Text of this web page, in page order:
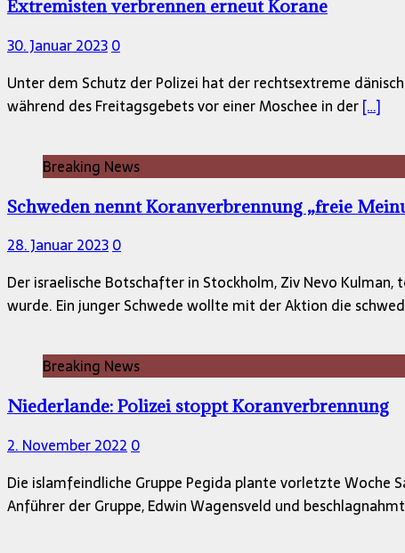
Extremisten verbrennen erneut Korane
30. Januar 20230
Unter dem Schutz der Polizei hat der rechtsextreme
während des Freitagsgebets vor einer Moschee in der[…]
Breaking News
Schweden nennt Koranverbrennung „freie
28. Januar 20230
Der israelische Botschafter in Stockholm, Ziv Nevo
wurde. Ein junger Schwede wollte mit der Aktion die
Breaking News
Niederlande: Polizei stoppt Koranverbrennung
2. November 2022 0
Die islamfeindliche Gruppe Pegida plante vorletzte Woche
Anführer der Gruppe, Edwin Wagensveld und